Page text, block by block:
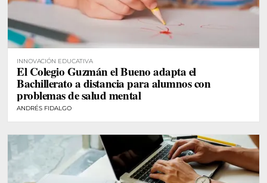
INNOVACIÓN EDUCATIVA
El Colegio Guzmán el Bueno adapta el
Bachillerato a distancia para alumnos con
problemas de salud mental
ANDRÉS FIDALGO